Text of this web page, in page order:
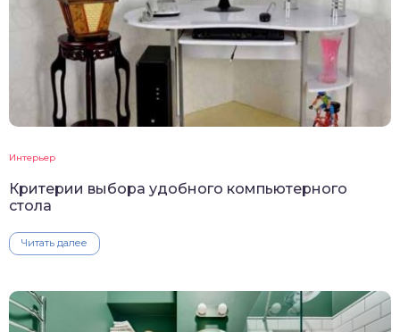
Интерьер
Критерии выбора удобного компьютерного
стола
Читать далее